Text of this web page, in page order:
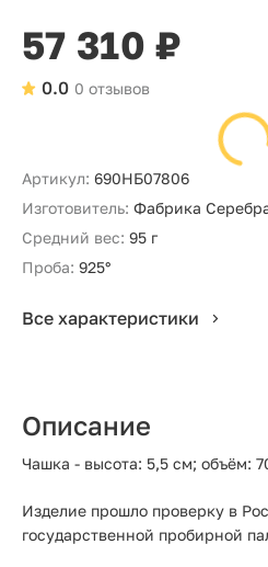
57 310 ₽
0 отзывов
0.0
Артикул: 690НБ07806
Изготовитель: Фабрика
Средний вес: 95 г
Проба: 925°
Все характеристики
Описание
Чашка - высота: 5,5 см; объём:
Изделие прошло проверку в
государственной пробирной